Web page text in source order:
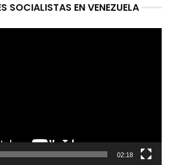
SOCIALISTAS EN VENEZUELA
02:18